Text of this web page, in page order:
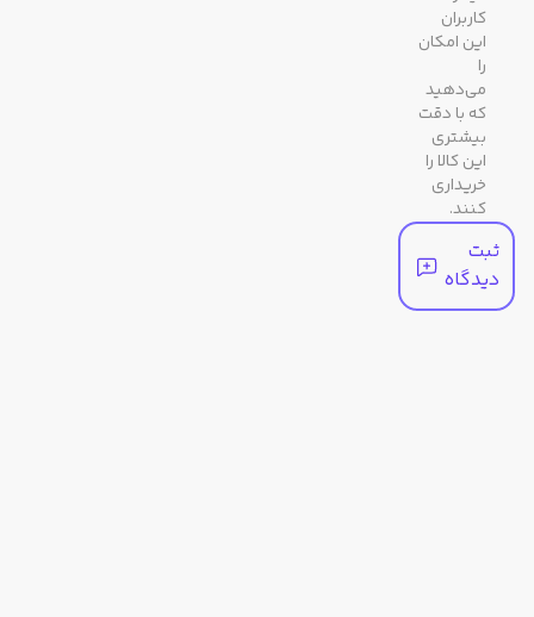
کاربران
این امکان
را
می‌دهید
که با دقت
بیشتری
این کالا را
خریداری
کنند.
ثبت
دیدگاه